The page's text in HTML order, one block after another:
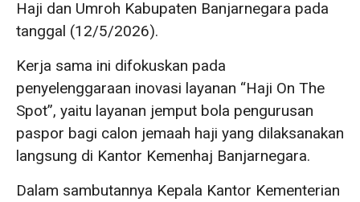
Haji dan Umroh Kabupaten Banjarnegara pada
tanggal (12/5/2026).
Kerja sama ini difokuskan pada
penyelenggaraan inovasi layanan “Haji On The
Spot”, yaitu layanan jemput bola pengurusan
paspor bagi calon jemaah haji yang dilaksanakan
langsung di Kantor Kemenhaj Banjarnegara.
Dalam sambutannya Kepala Kantor Kementerian